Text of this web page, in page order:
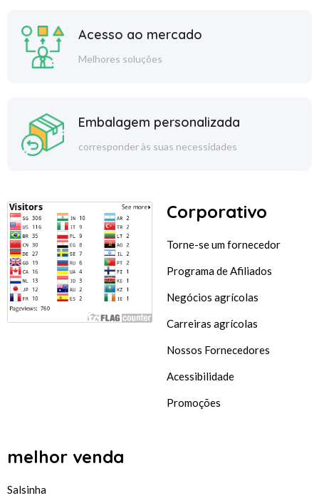
Acesso ao mercado
Melhores soluções
Embalagem personalizada
corresponder às suas necessidades
Corporativo
Torne-se um fornecedor
Programa de Afiliados
Negócios agrícolas
Carreiras agrícolas
Nossos Fornecedores
Acessibilidade
Promoções
melhor venda
Salsinha